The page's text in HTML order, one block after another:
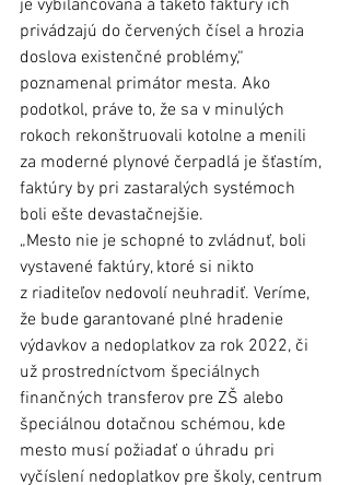
je vybilancovaná a takéto faktúry ich
privádzajú do červených čísel a hrozia
doslova existenčné problémy,“
poznamenal primátor mesta. Ako
podotkol, práve to, že sa v minulých
rokoch rekonštruovali kotolne a menili
za moderné plynové čerpadlá je šťastím,
faktúry by pri zastaralých systémoch
boli ešte devastačnejšie.
„Mesto nie je schopné to zvládnuť, boli
vystavené faktúry, ktoré si nikto
z riaditeľov nedovolí neuhradiť. Veríme,
že bude garantované plné hradenie
výdavkov a nedoplatkov za rok 2022, či
už prostredníctvom špeciálnych
finančných transferov pre ZŠ alebo
špeciálnou dotačnou schémou, kde
mesto musí požiadať o úhradu pri
vyčíslení nedoplatkov pre školy, centrum